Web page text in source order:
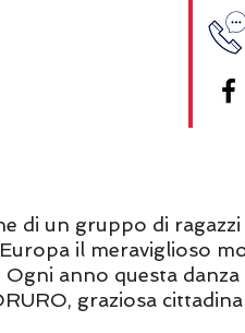
di un gruppo di
il meraviglioso
anno questa
graziosa